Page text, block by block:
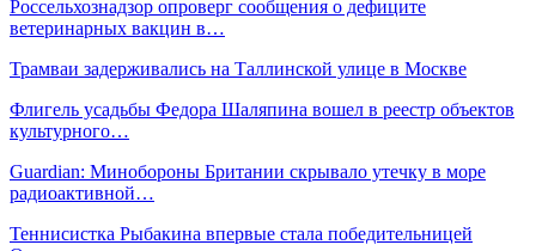
Россельхознадзор опроверг сообщения о дефиците
ветеринарных вакцин в…
Трамваи задерживались на Таллинской улице в Москве
Флигель усадьбы Федора Шаляпина вошел в реестр объектов
культурного…
Guardian: Минобороны Британии скрывало утечку в море
радиоактивной…
Теннисистка Рыбакина впервые стала победительницей